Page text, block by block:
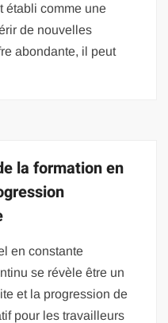
établi comme une
de nouvelles
abondante, il peut
la formation en
en constante
se révèle être un
et la progression de
pour les travailleurs